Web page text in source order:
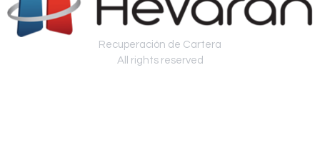
Recuperación de Cartera
All rights reserved